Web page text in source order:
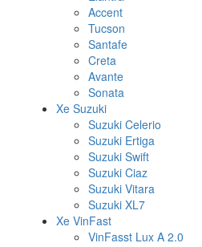
Accent
Tucson
Santafe
Creta
Avante
Sonata
Xe Suzuki
Suzuki Celerio
Suzuki Ertiga
Suzuki Swift
Suzuki Ciaz
Suzuki Vitara
Suzuki XL7
Xe VinFast
VinFasst Lux A 2.0